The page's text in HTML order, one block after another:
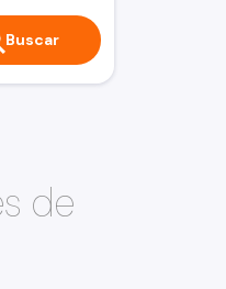
Buscar
de